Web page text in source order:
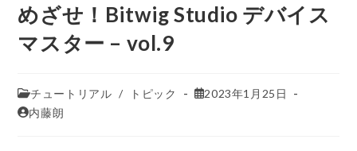
めざせ！Bitwig Studio デバイス
マスター – vol.9
チュートリアル / トピック
2023年1月25日
内藤朗